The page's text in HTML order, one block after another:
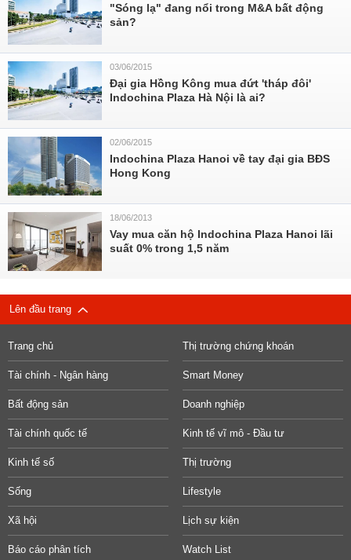
"Sóng lạ" đang nổi trong M&A bất động
sản?
03/06/2015
Đại gia Hồng Kông mua đứt 'tháp đôi'
Indochina Plaza Hà Nội là ai?
02/06/2015
Indochina Plaza Hanoi về tay đại gia BĐS
Hong Kong
18/06/2013
Vay mua căn hộ Indochina Plaza Hanoi lãi
suất 0% trong 1,5 năm
Lên đầu trang
Trang chủ Thị trường chứng khoán
Tài chính - Ngân hàng Smart Money
Bất động sản Doanh nghiệp
Tài chính quốc tế Kinh tế vĩ mô - Đầu tư
Kinh tế số Thị trường
Sống Lifestyle
Xã hội Lịch sự kiện
Báo cáo phân tích Watch List